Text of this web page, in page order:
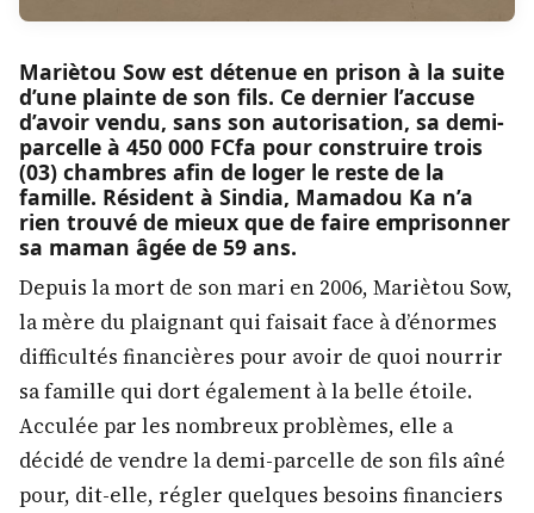
Mariètou Sow est détenue en prison à la suite
d’une plainte de son fils. Ce dernier l’accuse
d’avoir vendu, sans son autorisation, sa demi-
parcelle à 450 000 FCfa pour construire trois
(03) chambres afin de loger le reste de la
famille. Résident à Sindia, Mamadou Ka n’a
rien trouvé de mieux que de faire emprisonner
sa maman âgée de 59 ans.
Depuis la mort de son mari en 2006, Mariètou Sow,
la mère du plaignant qui faisait face à d’énormes
difficultés financières pour avoir de quoi nourrir
sa famille qui dort également à la belle étoile.
Acculée par les nombreux problèmes, elle a
décidé de vendre la demi-parcelle de son fils aîné
pour, dit-elle, régler quelques besoins financiers